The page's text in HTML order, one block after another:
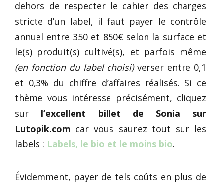
dehors de respecter le cahier des charges
stricte d’un label, il faut payer le contrôle
annuel entre 350 et 850€ selon la surface et
le(s) produit(s) cultivé(s), et parfois même
(en fonction du label choisi)verser entre 0,1
et 0,3% du chiffre d’affaires réalisés. Si ce
thème vous intéresse précisément, cliquez
sur l’excellent billet de Sonia sur
Lutopik.com car vous saurez tout sur les
labels : Labels, le bio et le moins bio.
Évidemment, payer de tels coûts en plus de